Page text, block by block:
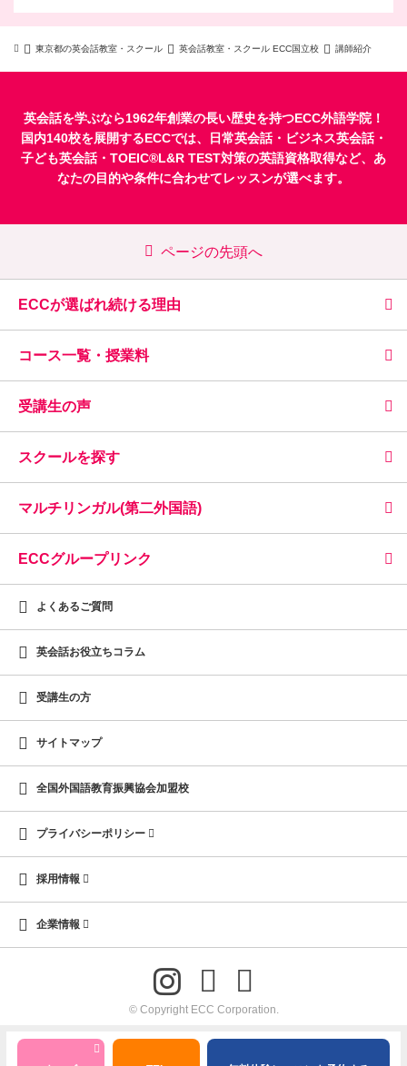
東京都の英会話教室・スクール 英会話教室・スクール ECC国立校 講師紹介
英会話を学ぶなら1962年創業の長い歴史を持つECC外語学院！
国内140校を展開するECCでは、
日常英会話・ ビジネス英会話・
子ども英会話・ TOEIC®L&R TEST対策の英語資格取得など、あ
なたの目的や条件に合わせてレッスンが選べます。
ページの先頭へ
ECCが選ばれ続ける理由
コース一覧・授業料
受講生の声
スクールを探す
マルチリンガル(第二外国語)
ECCグループリンク
よくあるご質問
英会話お役立ちコラム
受講生の方
サイトマップ
全国外国語教育振興協会加盟校
プライバシーポリシー
採用情報
企業情報
© Copyright ECC Corporation.